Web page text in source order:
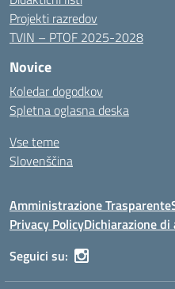
Projekti razredov
TVIN – PTOF 2025-2028
Novice
Koledar dogodkov
Spletna oglasna deska
Vse teme
Slovenščina
Amministrazione Trasparente
Privacy PolicyDichiarazione
Seguici su: